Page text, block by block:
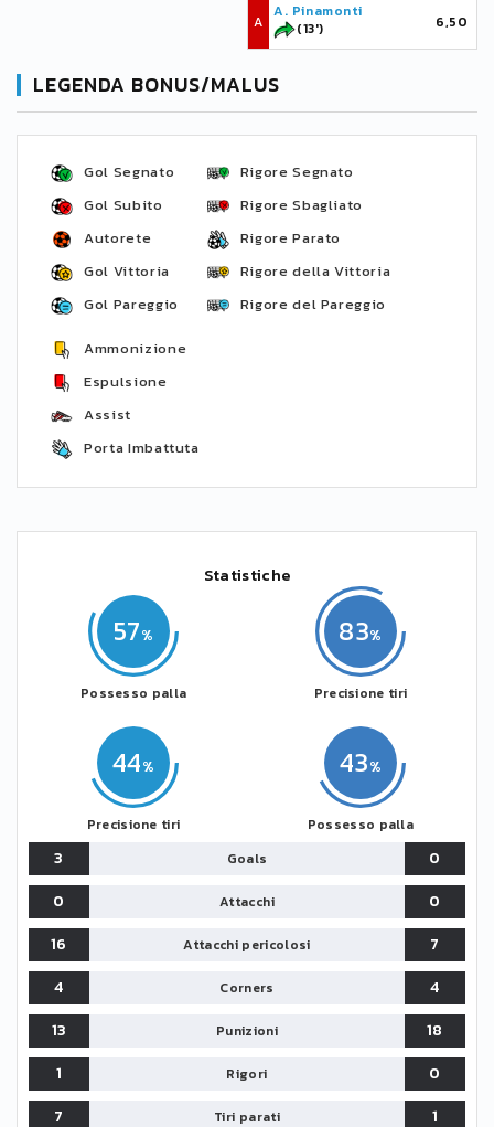
A
A. Pinamonti
(13')
6,50
LEGENDA BONUS/MALUS
Gol Segnato
Gol Subito
Autorete
Gol Vittoria
Gol Pareggio
Rigore Segnato
Rigore Sbagliato
Rigore Parato
Rigore della Vittoria
Rigore del Pareggio
Ammonizione
Espulsione
Assist
Porta Imbattuta
Statistiche
57
Possesso palla
44
Precisione tiri
43
Possesso palla
83
Precisione tiri
3 Goals
0
0
Attacchi
0
16
Attacchi pericolosi
7
4
Corners
4
13
Punizioni
18
1
Rigori
0
7
Tiri parati 1